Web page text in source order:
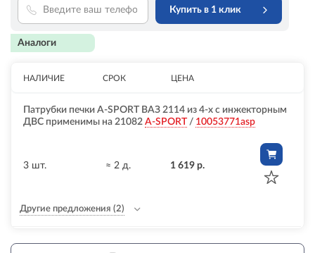
Купить в 1 клик
Аналоги
НАЛИЧИЕ СРОК ЦЕНА
Патрубки печки A-SPORT ВАЗ 2114 из 4-х с инжекторным
ДВС применимы на 21082 A-SPORT / 10053771asp
3 шт. ≈ 2 д. 1 619 р.
Другие предложения (2)